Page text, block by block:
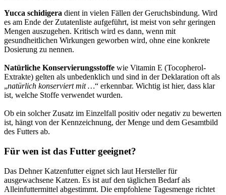
Yucca schidigera dient in vielen Fällen der Geruchsbindung. Wird
es am Ende der Zutatenliste aufgeführt, ist meist von sehr geringen
Mengen auszugehen. Kritisch wird es dann, wenn mit
gesundheitlichen Wirkungen geworben wird, ohne eine konkrete
Dosierung zu nennen.
Natürliche Konservierungsstoffe wie Vitamin E (Tocopherol-
Extrakte) gelten als unbedenklich und sind in der Deklaration oft als
„natürlich konserviert mit …“ erkennbar. Wichtig ist hier, dass klar
ist, welche Stoffe verwendet wurden.
Ob ein solcher Zusatz im Einzelfall positiv oder negativ zu bewerten
ist, hängt von der Kennzeichnung, der Menge und dem Gesamtbild
des Futters ab.
Für wen ist das Futter geeignet?
Das Dehner Katzenfutter eignet sich laut Hersteller für
ausgewachsene Katzen. Es ist auf den täglichen Bedarf als
Alleinfuttermittel abgestimmt. Die empfohlene Tagesmenge richtet